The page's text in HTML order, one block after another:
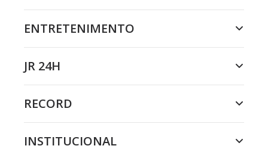
ENTRETENIMENTO
JR 24H
RECORD
INSTITUCIONAL